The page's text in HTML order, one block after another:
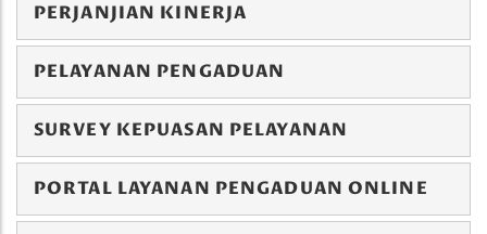
PERJANJIAN KINERJA
PELAYANAN PENGADUAN
SURVEY KEPUASAN PELAYANAN
PORTAL LAYANAN PENGADUAN ONLINE